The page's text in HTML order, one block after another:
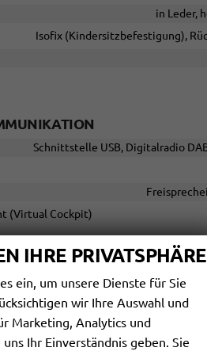
in Leder,
Isofix (Kindersitzbefestigung),
Schnittstelle USB, Digitalradio
(Virtual Cockpit)
Vorne, Beifahrerairbag
Berganfahrassistent,
Müdigkeitserkennungs-
IHRE PRIVATSPHÄRE
ein, um unsere Dienste für Sie
wir Ihre Auswahl und
Marketing, Analytics und
Ihr Einverständnis geben. Sie